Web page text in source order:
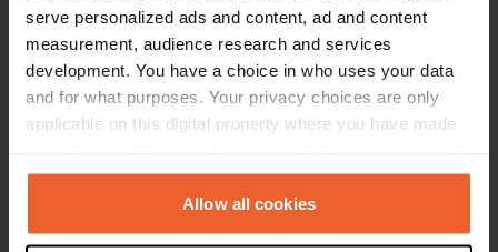
serve personalized ads and content, ad and content
measurement, audience research and services
development. You have a choice in who uses your data
and for what purposes. Your privacy choices are only
applicable on this digital property where you have made
any time from the Cookie Declaration or by clicking on
the Privacy trigger icon.Allow all cookies
Contatto